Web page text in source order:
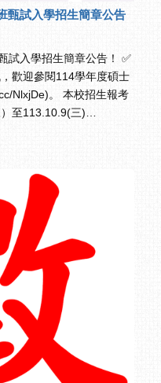
甄試入學招生簡章公告
試入學招生簡章公告！ ✅️
歡迎參閱114學年度碩士
NlxjDe)。 本校招生報考
）至113.10.9(三)…